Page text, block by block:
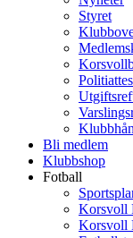
Styret
Bli medlem
Klubbshop
Fotball
Korsvoll
Korsvoll